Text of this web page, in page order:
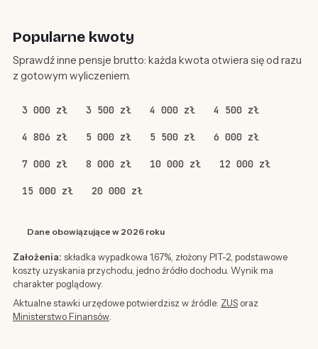
Popularne kwoty
Sprawdź inne pensje brutto: każda kwota otwiera się od razu
z gotowym wyliczeniem.
3 000 zł 3 500 zł 4 000 zł 4 500 zł
4 806 zł 5 000 zł 5 500 zł 6 000 zł
7 000 zł 8 000 zł 10 000 zł 12 000 zł
15 000 zł 20 000 zł
Dane obowiązujące w 2026 roku
Założenia: składka wypadkowa 1,67%, złożony PIT-2, podstawowe
koszty uzyskania przychodu, jedno źródło dochodu. Wynik ma
charakter poglądowy.
Aktualne stawki urzędowe potwierdzisz w źródle: ZUSoraz
Ministerstwo Finansów.